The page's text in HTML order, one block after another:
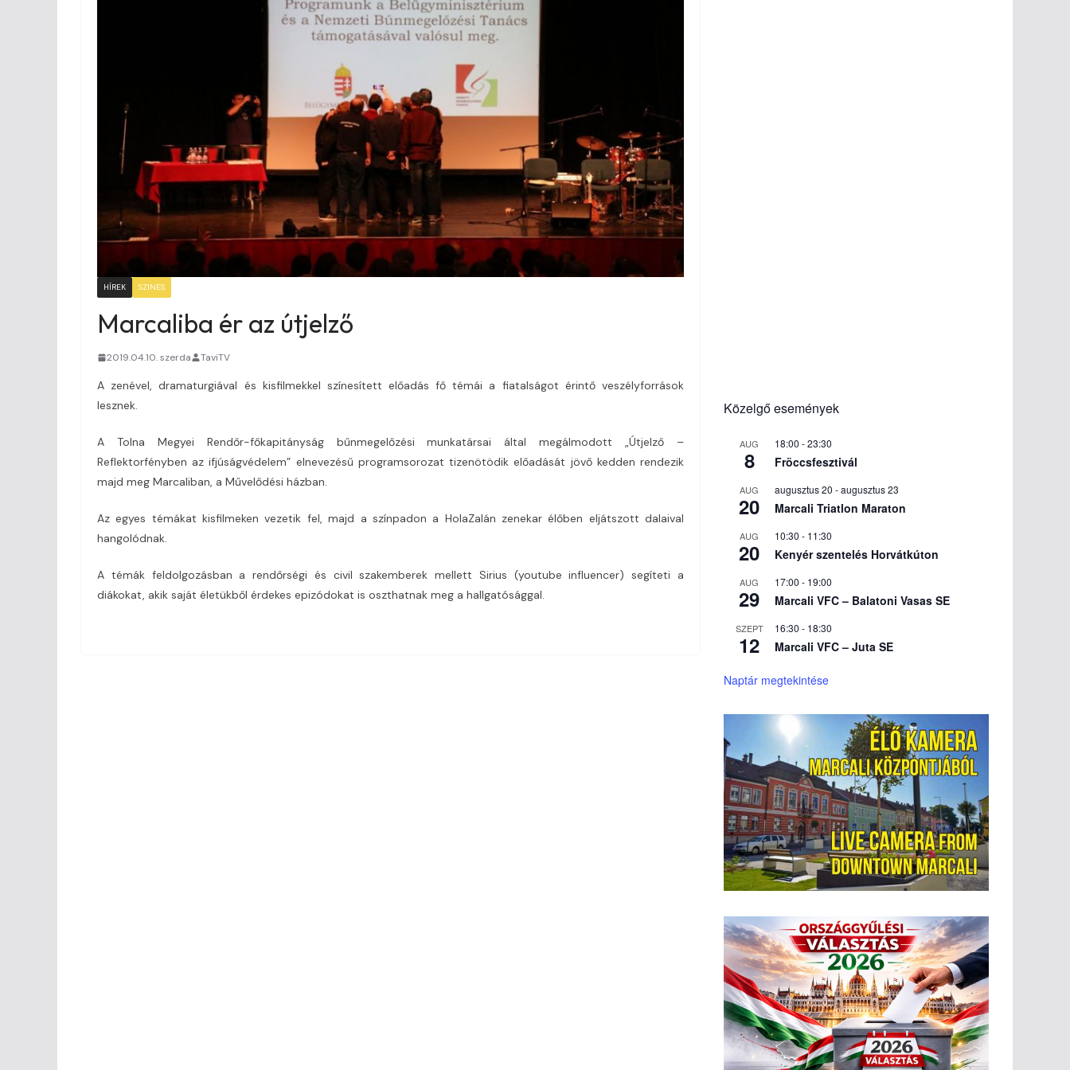
HÍREK SZINES
Marcaliba ér az útjelző
2019.04.10. szerda TaviTV
A zenével, dramaturgiával és kisfilmekkel színesített előadás fő témái a fiatalságot érintő veszélyforrások
lesznek.
A Tolna Megyei Rendőr-főkapitányság bűnmegelőzési munkatársai által megálmodott „Útjelző –
Reflektorfényben az ifjúságvédelem” elnevezésű programsorozat tizenötödik előadását jövő kedden rendezik
majd meg Marcaliban, a Művelődési házban.
Az egyes témákat kisfilmeken vezetik fel, majd a színpadon a HolaZalán zenekar élőben eljátszott dalaival
hangolódnak.
A témák feldolgozásban a rendőrségi és civil szakemberek mellett Sirius (youtube influencer) segíteti a
diákokat, akik saját életükből érdekes epizódokat is oszthatnak meg a hallgatósággal.
Közelgő események
AUG
8
18:00 -23:30
Fröccsfesztivál
AUG
20
augusztus 20 -augusztus 23
Marcali Triatlon Maraton
AUG
20
10:30 - 11:30
Kenyér szentelés Horvátkúton
AUG
29
17:00 - 19:00
Marcali VFC – Balatoni Vasas SE
SZEPT
12
16:30 - 18:30
Marcali VFC – Juta SE
Naptár megtekintése